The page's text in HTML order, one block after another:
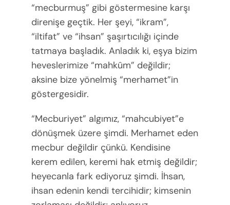
“mecburmuş” gibi göstermesine karşı
direnişe geçtik. Her şeyi, “ikram”,
“iltifat” ve “ihsan” şaşırtıcılığı içinde
tatmaya başladık. Anladık ki, eşya bizim
heveslerimize “mahkûm” değildir;
aksine bize yönelmiş “merhamet”in
göstergesidir.
“Mecburiyet” algımız, “mahcubiyet”e
dönüşmek üzere şimdi. Merhamet eden
mecbur değildir çünkü. Kendisine
kerem edilen, keremi hak etmiş değildir;
heyecanla fark ediyoruz şimdi. İhsan,
ihsan edenin kendi tercihidir; kimsenin